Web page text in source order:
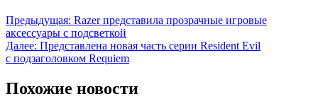
Предыдущая: Razer представила прозрачные игровые
аксессуары с подсветкой
Далее: Представлена новая часть серии Resident Evil
с подзаголовком Requiem
Похожие новости